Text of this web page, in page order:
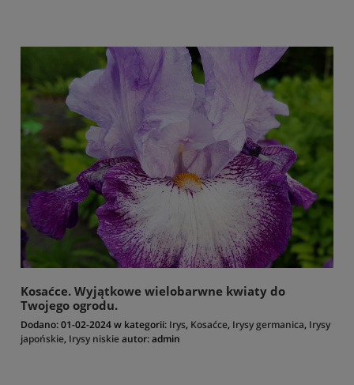
Kosaćce. Wyjątkowe wielobarwne kwiaty do
Twojego ogrodu.
Dodano:01-02-2024w kategorii: Irys, Kosaćce, Irysy germanica, Irysy
japońskie, Irysy niskieautor:admin